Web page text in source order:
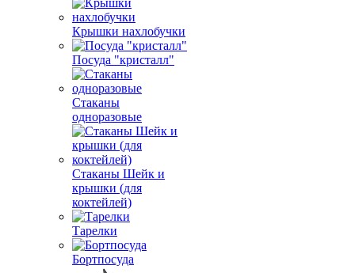
Крышки нахлобучки
Посуда "кристалл"
Стаканы
одноразовые
Стаканы Шейк и
крышки (для
коктейлей)
Тарелки
Бортпосуда